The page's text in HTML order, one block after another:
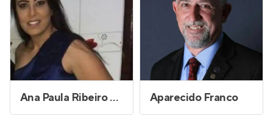
Ana Paula Ribeiro Cavalcante Gonçalves Aparecido Franco